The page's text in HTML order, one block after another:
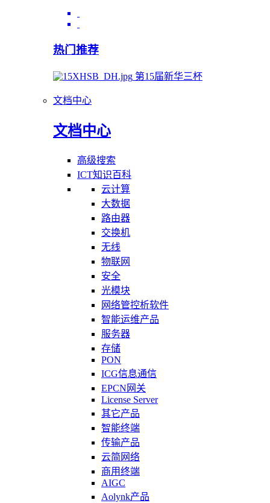
热门推荐
第15届新华三杯
文档中心
文档中心
高级搜索
ICT知识百科
云计算
大数据
路由器
交换机
无线
物联网
安全
光模块
网络管控析软件
智能运维产品
服务器
存储
PON
ICG信息通信
EPCN网关
License Server
其它产品
智能终端
传输产品
云简网络
商用终端
AIGC
Aolynk产品